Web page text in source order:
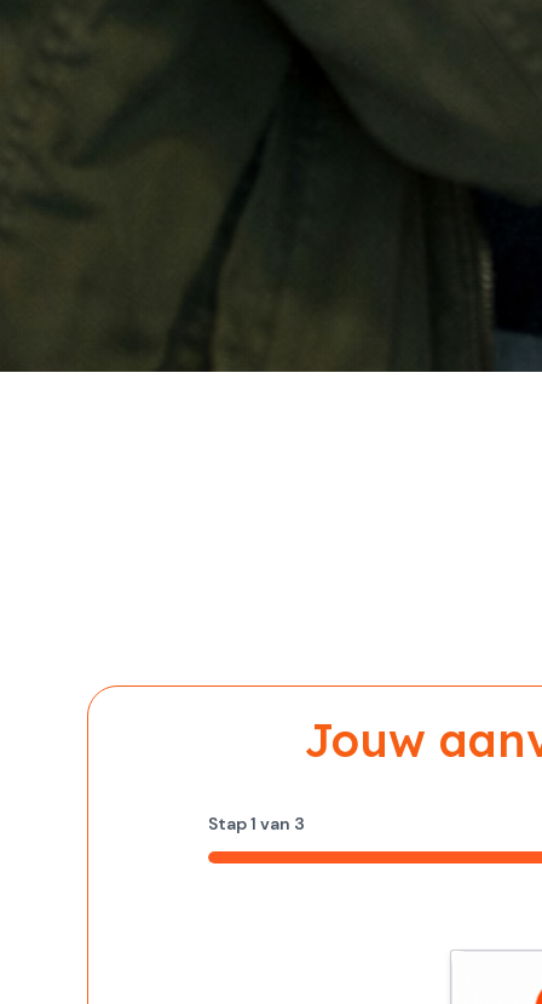
Jouw
Stap1 van 3
33%